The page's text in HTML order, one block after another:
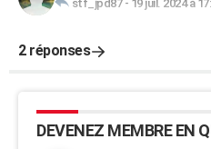
stf_jpd87- 19 juil. 2024 à
2 réponses
DEVENEZ MEMBRE EN